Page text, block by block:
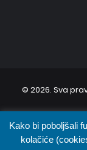
© 2026. Sva
O nama
Kako bi poboljšali
kolačiće